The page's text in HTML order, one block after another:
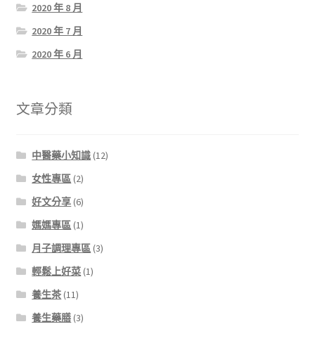
2020 年 8 月
2020 年 7 月
2020 年 6 月
文章分類
中醫藥小知識 (12)
女性專區 (2)
好文分享 (6)
媽媽專區 (1)
月子調理專區 (3)
輕鬆上好菜 (1)
養生茶 (11)
養生藥膳 (3)